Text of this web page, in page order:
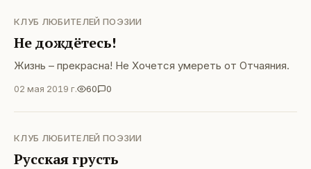
КЛУБ ЛЮБИТЕЛЕЙ ПОЭЗИИ
Не дождётесь!
Жизнь – прекрасна! Не Хочется умереть от Отчаяния.
02 мая 2019 г. 60 0
КЛУБ ЛЮБИТЕЛЕЙ ПОЭЗИИ
Русская грусть